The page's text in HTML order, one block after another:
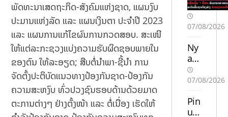
ພັດທະນາເສດຖະກິດ-ສັງຄົມແຫ່ງຊາດ, ແຜນງົບ
ປະມານແຫ່ງລັດ ແລະ ແຜນເງິນຕາ ປະຈໍາປີ 2023
ແລະ ແຜນການແກ້ໄຂຜົນການກວດສອບ. ສະເໜີ
ໃຫ້ແຕ່ລະກະຊວງແບ່ງຄວາມຮັບຜິດຊອບພາຍໃນ
ຂອງຕົນ ໃຫ້ລະອຽດ; ສືບຕໍ່ນໍາພາ-ຊີ້ນໍາ ການ
ຈັດຕັ້ງປະຕິບັດແນວທາງປ້ອງກັນຊາດ-ປ້ອງກັນ
ຄວາມສະຫງົບ ທົ່ວປວງຊົນຮອບດ້ານດ້ວຍມາດ
ຕະການຕ່າງໆ ຢ່າງຕັ້ງໜ້າ ແລະ ຕໍ່ເນື່ອງ ເຮັດໃຫ້
07/08/2026
Ny
a
cas
ino
n
sve
07/08/2026
Pin
up